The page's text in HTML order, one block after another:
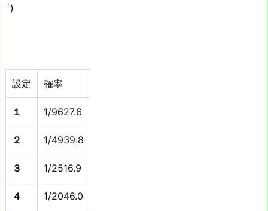
´)ゞ
設定 確率
１ 1/9627.6
２ 1/4939.8
３ 1/2516.9
４ 1/2046.0